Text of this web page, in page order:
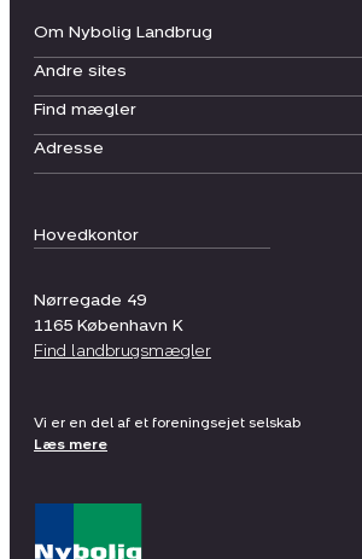
Hovedkontor
Nørregade 49
1165 København K
Find landbrugsmægler
Om Nybolig Landbrug
Andre sites
Find mægler
Adresse
Vi er en del af et foreningsejet selskab
Læs mere